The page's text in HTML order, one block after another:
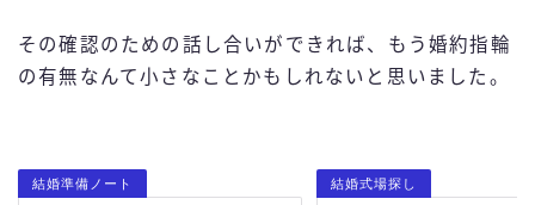
その確認のための話し合いができれば、もう婚約指輪
の有無なんて小さなことかもしれないと思いました。
結婚準備ノート 結婚式場探し